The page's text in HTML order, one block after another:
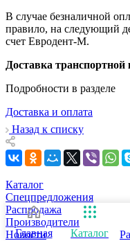
В случае безналичной
правило, на следующий
счет Евродент-М.
Доставка
Подробности в разделе
Доставка и оплата
Назад к списку
Каталог
Спецпредложения
Распродажа
Производители
Новости
Главная Каталог